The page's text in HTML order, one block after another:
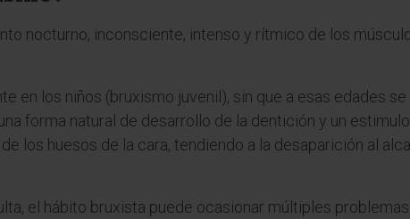
nocturno, inconsciente, intenso y rítmico de los
en los niños (bruxismo juvenil), sin que a esas edades se
forma natural de desarrollo de la dentición y un estimulo
los huesos de la cara, tendiendo a la desaparición al
el hábito bruxista puede ocasionar múltiples problemas